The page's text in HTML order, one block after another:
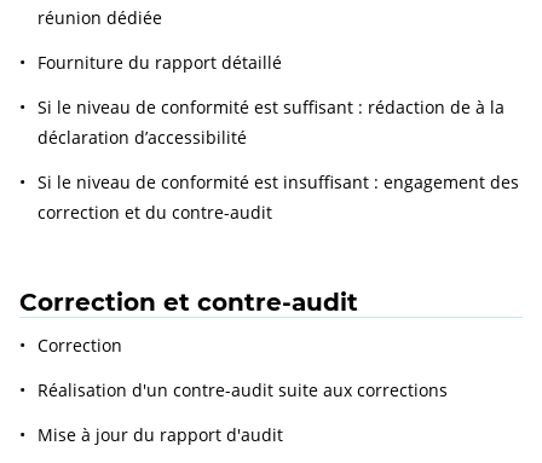
réunion dédiée
Fourniture du rapport détaillé
Si le niveau de conformité est suffisant : rédaction de à la
déclaration d’accessibilité
Si le niveau de conformité est insuffisant : engagement des
correction et du contre-audit
Correction et contre-audit
Correction
Réalisation d'un contre-audit suite aux corrections
Mise à jour du rapport d'audit